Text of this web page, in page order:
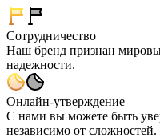
Сотрудничество
Наш бренд признан
надежности.
Онлайн-утверждение
С нами вы можете быть
независимо от сложностей.